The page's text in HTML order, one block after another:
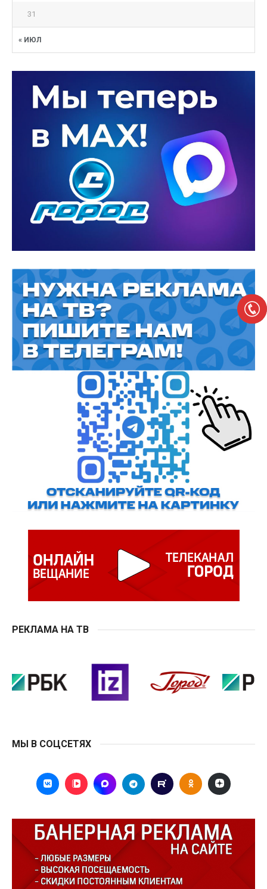
« ИЮЛ
31
РЕКЛАМА НА ТВ
МЫ В СОЦСЕТЯХ